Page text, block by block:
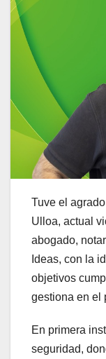
Tuve el
Ulloa, actual
abogado,
Ideas, con la
objetivos
gestiona en el
En primera
seguridad,